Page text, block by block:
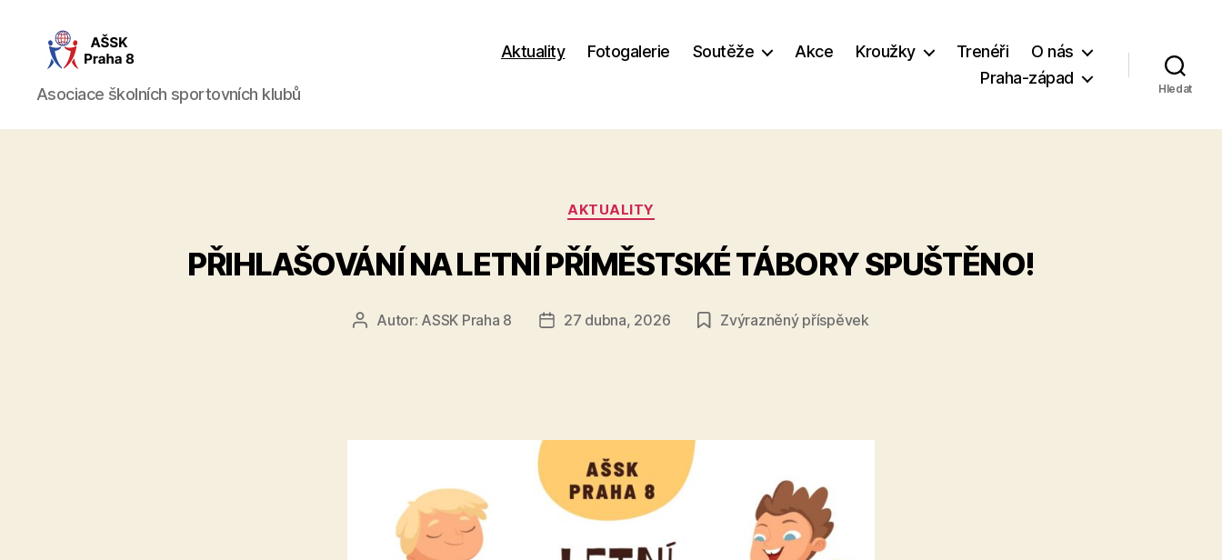
AŠSK
Asociace školních sportovních klubů
Aktuality Fotogalerie Soutěže Akce Kroužky Trenéři
O nás
Praha-západ
Hledat
Rubriky
AKTUALITY
PŘIHLAŠOVÁNÍ NA LETNÍ PŘÍMĚSTSKÉ TÁBORY SPUŠTĚNO!
AutorAutor: ASSK Praha 8
Datum
27 dubna, 2026 Zvýrazněný příspěvek